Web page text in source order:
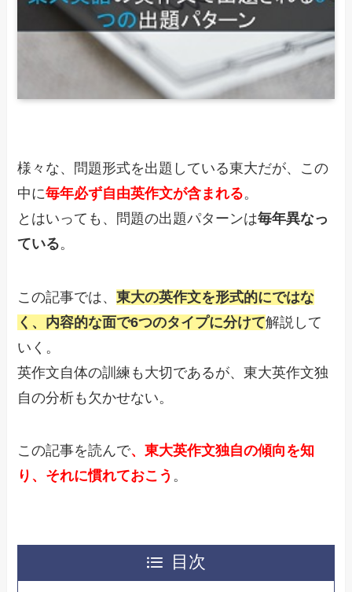
様々な、問題形式を出題している東大だが、この
中に毎年必ず自由英作文が含まれる。
とはいっても、問題の出題パターンは毎年異なっ
ている。
この記事では、東大の英作文を形式的にではな
く、内容的な面で6つのタイプに分けて解説して
いく。
英作文自体の訓練も大切であるが、東大英作文独
自の分析も欠かせない。
この記事を読んで、東大英作文独自の傾向を知
り、それに慣れておこう 。
目次